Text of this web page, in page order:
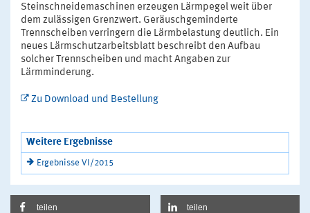
Steinschneidemaschinen erzeugen Lärmpegel weit über
dem zulässigen Grenzwert. Geräuschgeminderte
Trennscheiben verringern die Lärmbelastung deutlich. Ein
neues Lärmschutzarbeitsblatt beschreibt den Aufbau
solcher Trennscheiben und macht Angaben zur
Lärmminderung.
Zu Download und Bestellung
Weitere Ergebnisse
Ergebnisse VI/2015
teilen teilen